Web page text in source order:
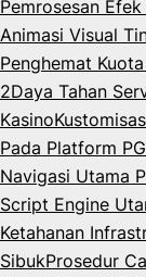
Pemrosesan
Animasi Visual
Penghemat
2Daya Tahan
Kasino
Pada Platform
Navigasi Utama
Script Engine
Ketahanan
SibukProsedur